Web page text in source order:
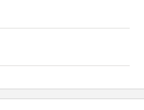
风格，从入口大堂